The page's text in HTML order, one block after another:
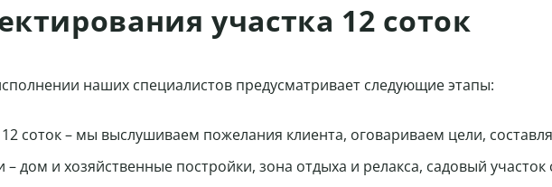
участка 12 соток
наших специалистов предусматривает следующие этапы:
соток – мы выслушиваем пожелания клиента, оговариваем цели,
дом и хозяйственные постройки, зона отдыха и релакса, садовый участок